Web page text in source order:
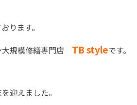
ります。
規模修繕専門店 TB styleです。
迎えました。